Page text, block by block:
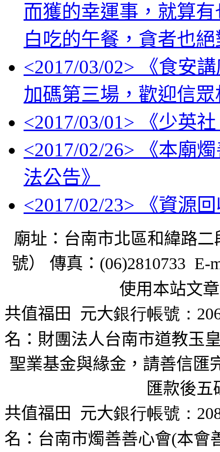
而獲的幸運事，就算
白吃的午餐，貪者也
<2017/03/02> 《食安
加碼第三場，歡迎信
<2017/03/01> 《少英
<2017/02/26> 《本廟
法公告》
<2017/02/23> 《資源
廟址：台南市北區和緯路二
號） 傳真： (06)2810733 E-
使用本站文
共值福田
元大銀行帳號：
名：財團法人台南市道教玉
聖業基金與緣金，請善信匯
匯款後五
共值福田
元大銀行帳號：
名：台南市燭善善心會(本會